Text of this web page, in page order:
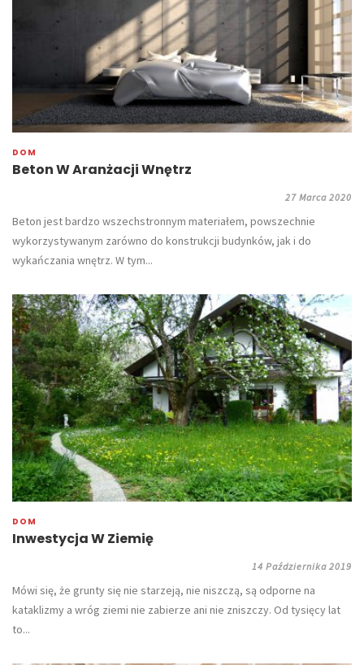
DOM
Beton W Aranżacji Wnętrz
27 Marca 2020
Beton jest bardzo wszechstronnym materiałem, powszechnie
wykorzystywanym zarówno do konstrukcji budynków, jak i do
wykańczania wnętrz. W tym...
DOM
Inwestycja W Ziemię
14 Października 2019
Mówi się, że grunty się nie starzeją, nie niszczą, są odporne na
kataklizmy a wróg ziemi nie zabierze ani nie zniszczy. Od tysięcy lat
to...